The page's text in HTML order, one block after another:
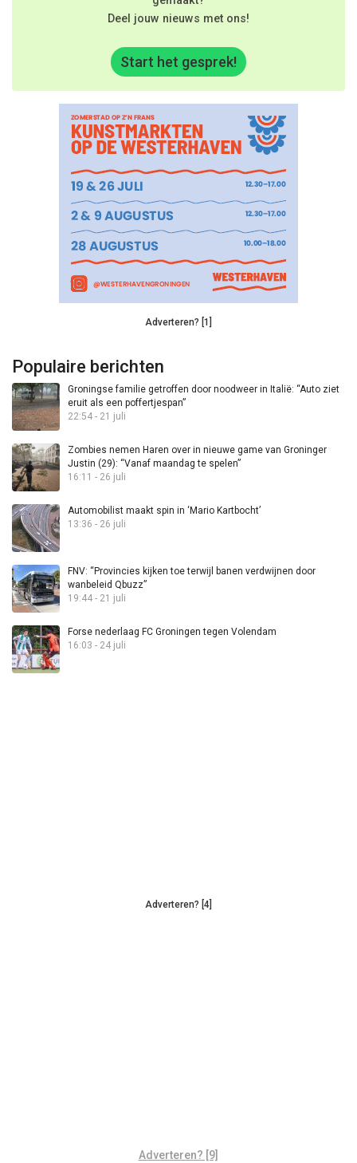
Deel jouw nieuws met ons!
Start het gesprek!
Adverteren? [1]
Populaire berichten
Groningse familie getroffen door noodweer in Italië: “Auto ziet
eruit als een poffertjespan”
22:54 - 21 juli
Zombies nemen Haren over in nieuwe game van Groninger
Justin (29): “Vanaf maandag te spelen”
16:11 - 26 juli
Automobilist maakt spin in ‘Mario Kartbocht’
13:36 - 26 juli
FNV: “Provincies kijken toe terwijl banen verdwijnen door
wanbeleid Qbuzz”
19:44 - 21 juli
Forse nederlaag FC Groningen tegen Volendam
16:03 - 24 juli
Adverteren? [4]
Adverteren? [9]